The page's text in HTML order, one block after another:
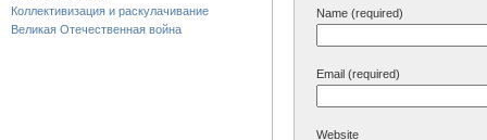
Коллективизация и раскулачивание
Великая Отечественная война
Name (required)
Email (required)
Website